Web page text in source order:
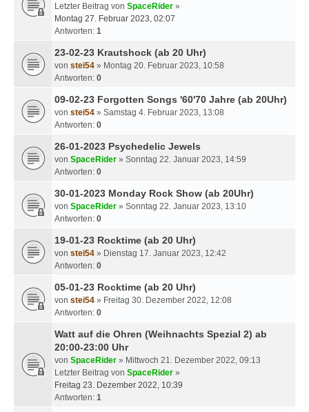
Letzter Beitrag von SpaceRider »
Montag 27. Februar 2023, 02:07
Antworten: 1
23-02-23 Krautshock (ab 20 Uhr)
von stei54 » Montag 20. Februar 2023, 10:58
Antworten: 0
09-02-23 Forgotten Songs '60'70 Jahre (ab 20Uhr)
von stei54 » Samstag 4. Februar 2023, 13:08
Antworten: 0
26-01-2023 Psychedelic Jewels
von SpaceRider » Sonntag 22. Januar 2023, 14:59
Antworten: 0
30-01-2023 Monday Rock Show (ab 20Uhr)
von SpaceRider » Sonntag 22. Januar 2023, 13:10
Antworten: 0
19-01-23 Rocktime (ab 20 Uhr)
von stei54 » Dienstag 17. Januar 2023, 12:42
Antworten: 0
05-01-23 Rocktime (ab 20 Uhr)
von stei54 » Freitag 30. Dezember 2022, 12:08
Antworten: 0
Watt auf die Ohren (Weihnachts Spezial 2) ab
20:00-23:00 Uhr
von SpaceRider » Mittwoch 21. Dezember 2022, 09:13
Letzter Beitrag von SpaceRider »
Freitag 23. Dezember 2022, 10:39
Antworten: 1